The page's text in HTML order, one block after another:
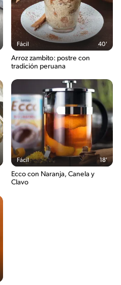
Fácil 40'
Arroz zambito: postre con
tradición peruana
Fácil 18'
Ecco con Naranja, Canela y
Clavo